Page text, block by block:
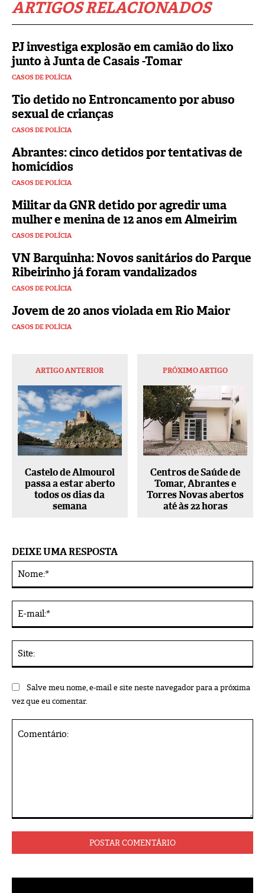
ARTIGOS RELACIONADOS
PJ investiga explosão em camião do lixo
junto à Junta de Casais -Tomar
CASOS DE POLÍCIA
Tio detido no Entroncamento por abuso
sexual de crianças
CASOS DE POLÍCIA
Abrantes: cinco detidos por tentativas de
homicídios
CASOS DE POLÍCIA
Militar da GNR detido por agredir uma
mulher e menina de 12 anos em Almeirim
CASOS DE POLÍCIA
VN Barquinha: Novos sanitários do Parque
Ribeirinho já foram vandalizados
CASOS DE POLÍCIA
Jovem de 20 anos violada em Rio Maior
CASOS DE POLÍCIA
ARTIGO ANTERIOR
Castelo de Almourol
passa a estar aberto
todos os dias da
semana
PRÓXIMO ARTIGO
Centros de Saúde de
Tomar, Abrantes e
Torres Novas abertos
até às 22 horas
DEIXE UMA RESPOSTA
Salve meu nome, e-mail e site neste navegador para a próxima
vez que eu comentar.